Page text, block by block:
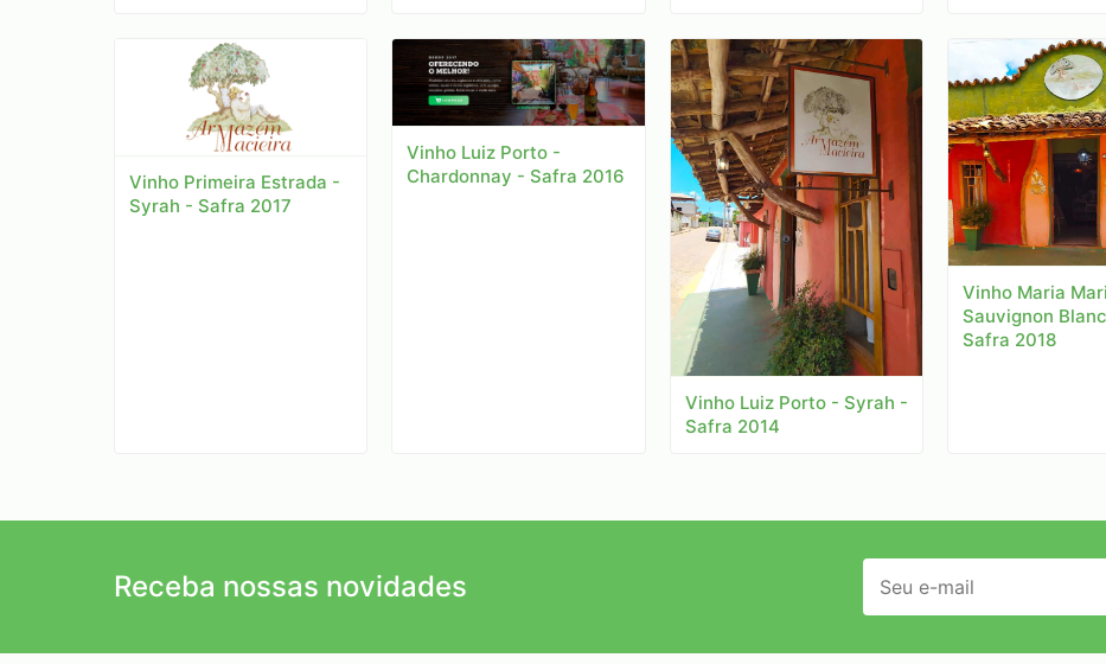
Vinho Primeira Estrada -
Syrah - Safra 2017
Vinho Luiz Porto -
Chardonnay - Safra 2016
Vinho Luiz Porto - Syrah -
Safra 2014
Vinho Maria
Sauvignon
Safra 2018
Receba nossas novidades